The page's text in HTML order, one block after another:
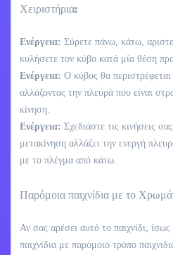
Χειριστήρια:
Ενέργεια: Σύρετε πάνω, κάτω,
κυλήσετε τον κύβο κατά μία θέση
Ενέργεια: Ο κύβος θα
αλλάζοντας την πλευρά που είναι
κίνηση.
Ενέργεια: Σχεδιάστε τις κινήσεις
μετακίνηση αλλάζει την ενεργή
με το πλέγμα από κάτω.
Παρόμοια παιχνίδια με το
Αν σας αρέσει αυτό το παιχνίδι,
παιχνίδια με παρόμοιο τρόπο